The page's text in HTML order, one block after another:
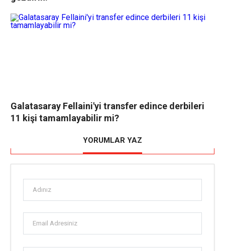
Galatasaray Fellaini'yi transfer edince derbileri
11 kişi tamamlayabilir mi?
YORUMLAR YAZ